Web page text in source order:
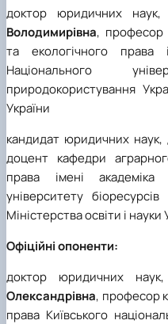
доктор юридичних
Володимирівна, професор
та екологічного
Національного
природокористування
України
кандидат юридичних наук,
доцент кафедри
права імені
університету
Міністерства освіти і науки
Офіційні опоненти:
доктор юридичних
Олександрівна, професор
права Київського